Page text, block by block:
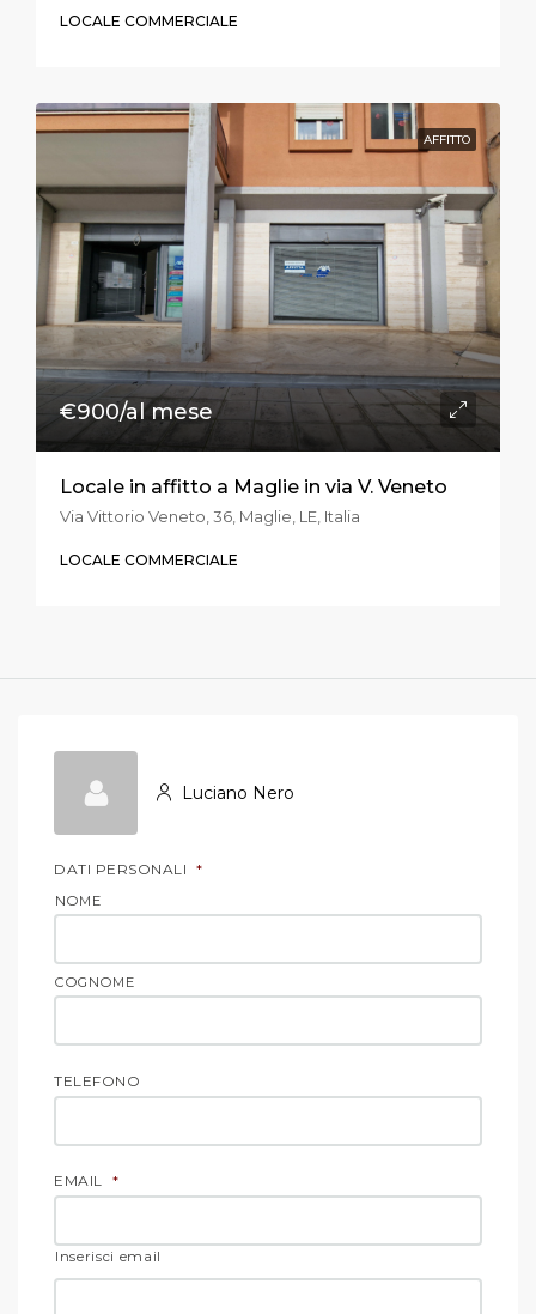
LOCALE COMMERCIALE
AFFITTO
€900/al mese
Locale in affitto a Maglie in via V. Veneto
Via Vittorio Veneto, 36, Maglie, LE, Italia
LOCALE COMMERCIALE
Luciano Nero
DATI PERSONALI *
NOME
COGNOME
TELEFONO
EMAIL *
Inserisci email